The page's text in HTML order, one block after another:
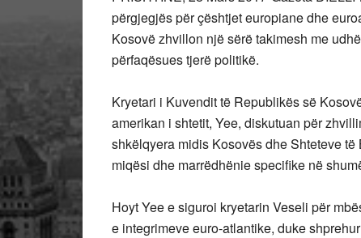
përgjegjës për çështjet europiane dhe
Kosovë zhvillon një sërë takimesh me
përfaqësues tjerë politikë.
Kryetari i Kuvendit të Republikës së
amerikan i shtetit, Yee, diskutuan për
shkëlqyera midis Kosovës dhe Shteteve
miqësi dhe marrëdhënie specifike në
Hoyt Yee e siguroi kryetarin Veseli për
e integrimeve euro-atlantike, duke